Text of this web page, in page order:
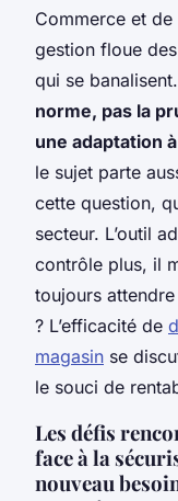
Commerce et
gestion floue
qui se banalisent.
norme, pas la
une adaptation
le sujet parte
cette question,
secteur. L’outil
contrôle plus, il
toujours
? L’efficacité de
magasin se
le souci de
Les défis
face à la
nouveau